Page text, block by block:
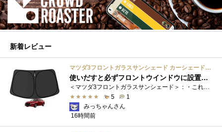
新着レビュー
マツダ3フロントガラスサンシェード カーシェード 車用 フロントウィンドウさんしえーど 遮光 断熱 カスタムパーツ 車種専用設計 折り畳み式 取付簡単 収納袋付き
使いだすと必ずフロントウインドウに設置する習慣がつきます
5
1
みっちゃんさん
16時間前